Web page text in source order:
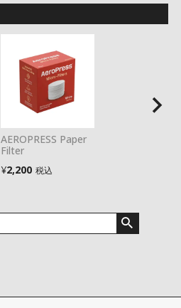
AEROPRESS Paper
Filter
¥2,200 税込